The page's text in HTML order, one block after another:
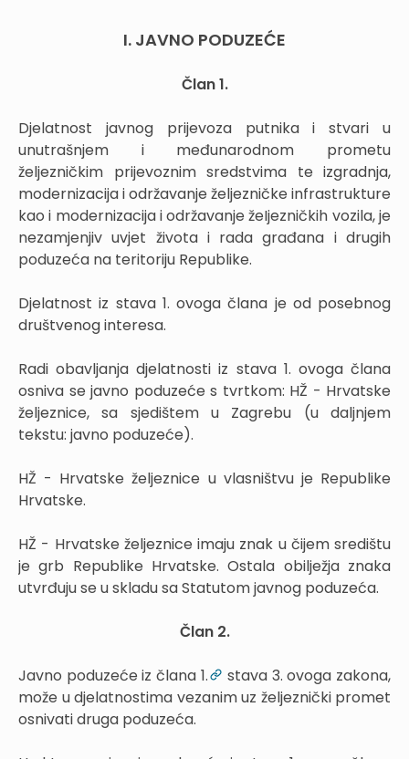
I. JAVNO PODUZEĆE
Član 1.
Djelatnost javnog prijevoza putnika i stvari u
unutrašnjem i međunarodnom prometu
željezničkim prijevoznim sredstvima te izgradnja,
modernizacija i održavanje željezničke infrastrukture
kao i modernizacija i održavanje žeIjezničkih vozila, je
nezamjenjiv uvjet života i rada građana i drugih
poduzeća na teritoriju Republike.
Djelatnost iz stava 1. ovoga člana je od posebnog
društvenog interesa.
Radi obavljanja djelatnosti iz stava 1. ovoga člana
osniva se javno poduzeće s tvrtkom: HŽ - Hrvatske
željeznice, sa sjedištem u Zagrebu (u daljnjem
tekstu: javno poduzeće).
HŽ - Hrvatske željeznice u vlasništvu je Republike
Hrvatske.
HŽ - Hrvatske željeznice imaju znak u čijem središtu
je grb Republike Hrvatske. Ostala obilježja znaka
utvrđuju se u skladu sa Statutom javnog poduzeća.
Član 2.
Javno poduzeće iz člana 1.
stava 3. ovoga zakona,
može u djelatnostima vezanim uz željeznički promet
osnivati druga poduzeća.